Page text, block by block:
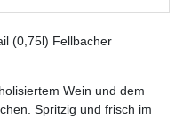
(0,75l) Fellbacher
Wein und dem
Spritzig und frisch im